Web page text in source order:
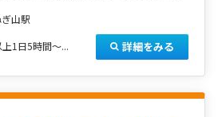
山駅
上1日5時間～... 詳細をみる